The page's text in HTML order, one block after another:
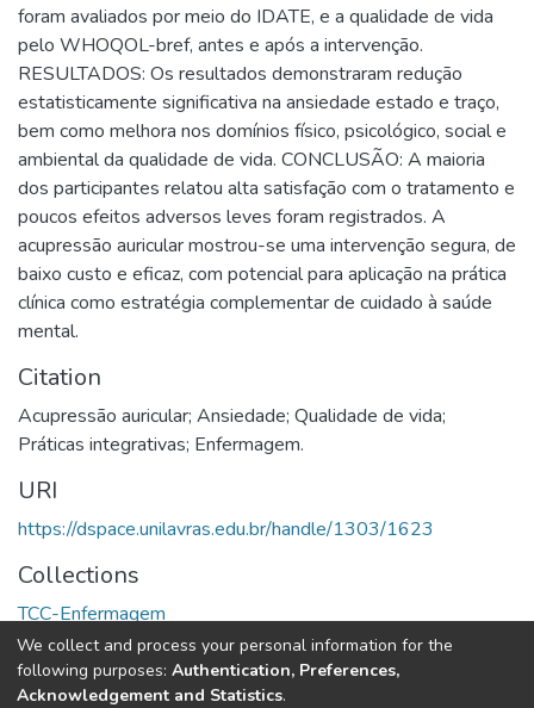
foram avaliados por meio do IDATE, e a qualidade de vida
pelo WHOQOL-bref, antes e após a intervenção.
RESULTADOS: Os resultados demonstraram redução
estatisticamente significativa na ansiedade estado e traço,
bem como melhora nos domínios físico, psicológico, social e
ambiental da qualidade de vida. CONCLUSÃO: A maioria
dos participantes relatou alta satisfação com o tratamento e
poucos efeitos adversos leves foram registrados. A
acupressão auricular mostrou-se uma intervenção segura, de
baixo custo e eficaz, com potencial para aplicação na prática
clínica como estratégia complementar de cuidado à saúde
mental.
Citation
Acupressão auricular; Ansiedade; Qualidade de vida;
Práticas integrativas; Enfermagem.
URI
https://dspace.unilavras.edu.br/handle/1303/1623
Collections
TCC-Enfermagem
Full item page
We collect and process your personal information for the
following purposes: Authentication, Preferences,
Acknowledgement and Statistics.